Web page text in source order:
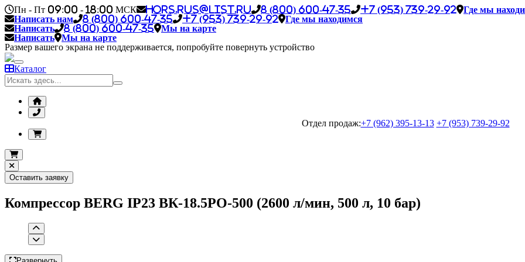
Пн - Пт 09:00 - 18:00 МСК hors.rus@list.ru 8 (800) 600-47-35 +7 (953) 739-29-92
Где мы
Написать нам
8 (800) 600-47-35 +7 (953) 739-29-92
Где мы находимся
Написать
8 (800) 600-47-35
Мы на карте
Написать
Мы на карте
Размер вашего экрана не поддерживается, попробуйте повернуть устройство
Каталог
Отдел продаж:+7 (962) 395-13-13 +7 (953) 739-29-92
Оставить заявку
Компрессор BERG IP23 ВК-18.5РО-500 (2600 л/мин, 500 л, 10 бар)